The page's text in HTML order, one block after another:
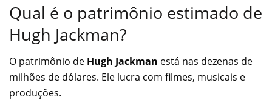
Qual é o patrimônio estimado de
Hugh Jackman?
O patrimônio de Hugh Jackman está nas dezenas de
milhões de dólares. Ele lucra com filmes, musicais e
produções.